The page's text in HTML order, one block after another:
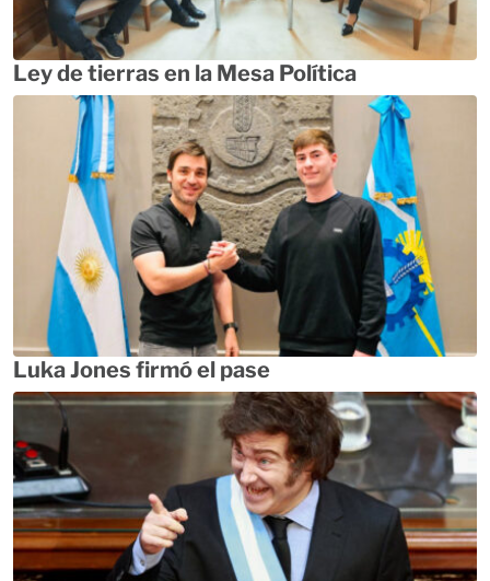
Ley de tierras en la Mesa Política
Luka Jones firmó el pase